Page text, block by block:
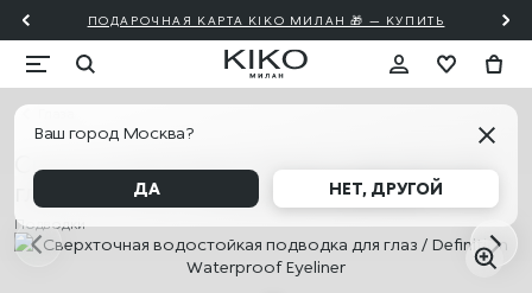
ПОДАРОЧНАЯ КАРТА KIKO МИЛАН 🎁 — КУПИТЬ
Ваш город Москва?
ДА НЕТ, ДРУГОЙ
Сверхточная водостойкая подводка для
глаз / Definition Waterproof Eyeliner
Подводки